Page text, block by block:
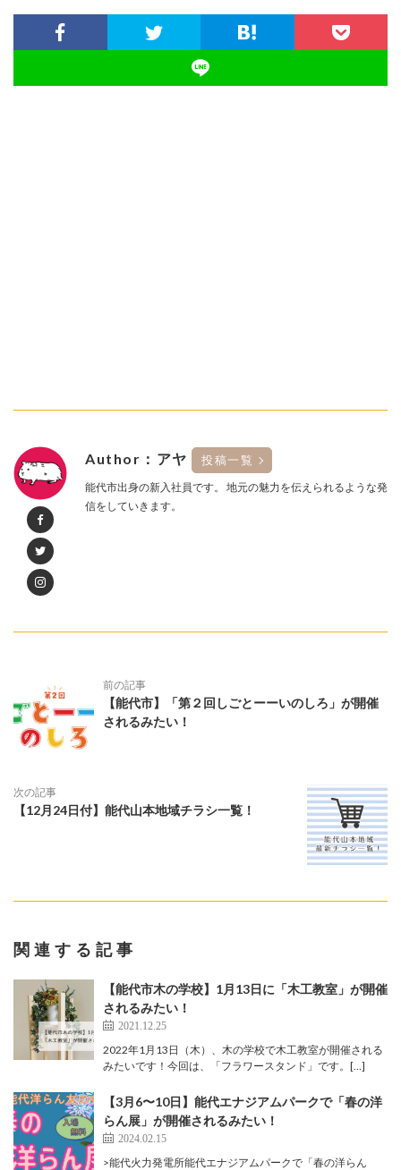
Author：アヤ 投稿一覧
能代市出身の新入社員です。 地元の魅力を伝えられるような発
信をしていきます。
前の記事
【能代市】「第２回しごとーーいのしろ」が開催
されるみたい！
次の記事
【12月24日付】能代山本地域チラシ一覧！
関連する記事
【能代市木の学校】1月13日に「木工教室」が開催
されるみたい！
2021.12.25
2022年1月13日（木）、木の学校で木工教室が開催される
みたいです！今回は、「フラワースタンド」です。[…]
【3月6〜10日】能代エナジアムパークで「春の洋
らん展」が開催されるみたい！
2024.02.15
>能代火力発電所能代エナジアムパークで「春の洋らん